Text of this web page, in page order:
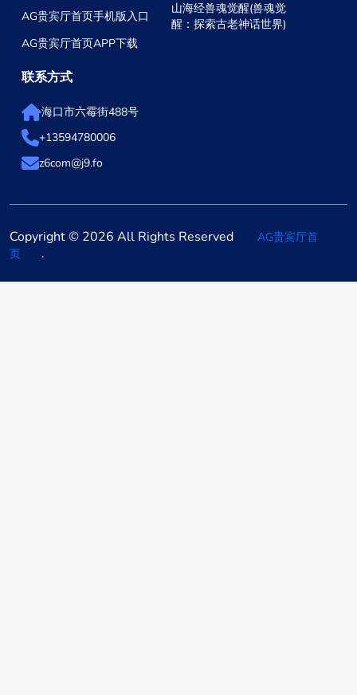
AG贵宾厅首页手机版入口
AG贵宾厅首页APP下载
山海经兽魂觉醒(兽魂觉
醒：探索古老神话世界)
联系方式
海口市六霉街488号
+13594780006
z6com@j9.fo
Copyright © 2026 All Rights Reserved
AG贵宾厅首
页
.